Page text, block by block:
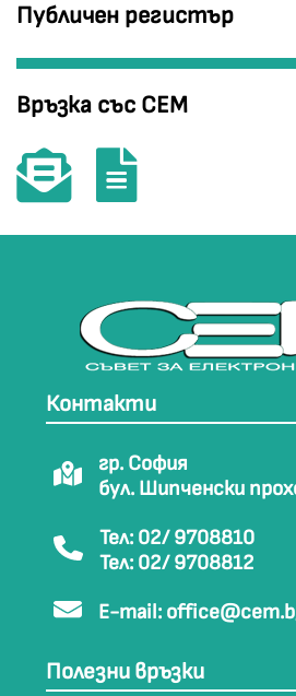
Публичен регистър
Връзка със СЕМ
Контакти
гр. София
бул. Шипченски
Тел: 02/ 9708810
Тел: 02/ 9708812
E-mail:
Полезни връзки